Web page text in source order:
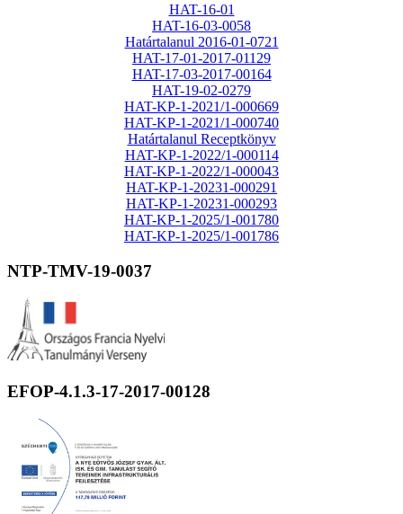
HAT-16-01
HAT-16-03-0058
Határtalanul 2016-01-0721
HAT-17-01-2017-01129
HAT-17-03-2017-00164
HAT-19-02-0279
HAT-KP-1-2021/1-000669
HAT-KP-1-2021/1-000740
Határtalanul Receptkönyv
HAT-KP-1-2022/1-000114
HAT-KP-1-2022/1-000043
HAT-KP-1-20231-000291
HAT-KP-1-20231-000293
HAT-KP-1-2025/1-001780
HAT-KP-1-2025/1-001786
NTP-TMV-19-0037
EFOP-4.1.3-17-2017-00128